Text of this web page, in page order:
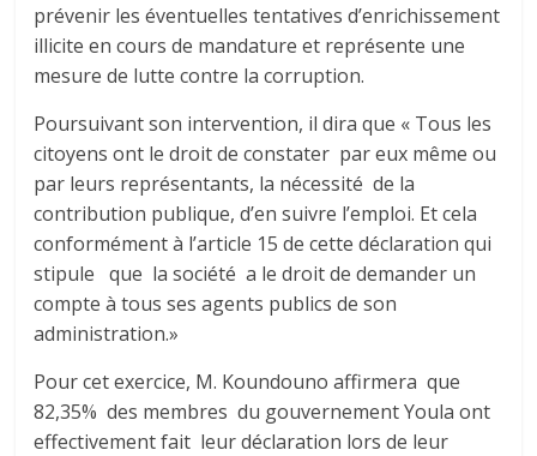
prévenir les éventuelles tentatives d’enrichissement
illicite en cours de mandature et représente une
mesure de lutte contre la corruption.
Poursuivant son intervention, il dira que « Tous les
citoyens ont le droit de constater par eux même ou
par leurs représentants, la nécessité de la
contribution publique, d’en suivre l’emploi. Et cela
conformément à l’article 15 de cette déclaration qui
stipule que la société a le droit de demander un
compte à tous ses agents publics de son
administration.»
Pour cet exercice, M. Koundouno affirmera que
82,35% des membres du gouvernement Youla ont
effectivement fait leur déclaration lors de leur